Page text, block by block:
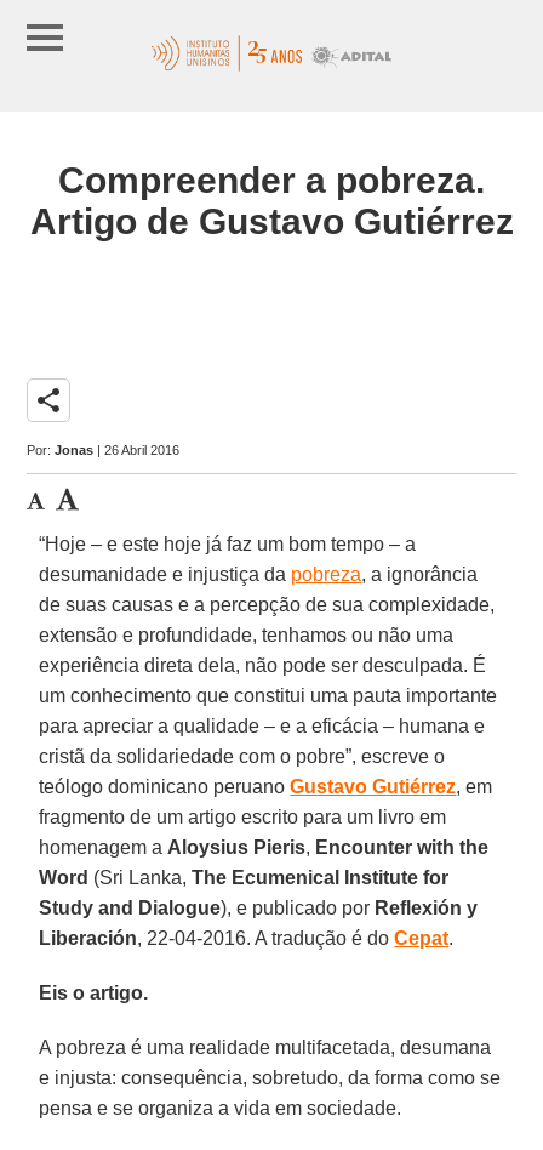
Compreender a pobreza.
Artigo de Gustavo Gutiérrez
share
Por:Jonas | 26 Abril 2016
“Hoje – e este hoje já faz um bom tempo – a
desumanidade e injustiça da pobreza, a ignorância
de suas causas e a percepção de sua complexidade,
extensão e profundidade, tenhamos ou não uma
experiência direta dela, não pode ser desculpada. É
um conhecimento que constitui uma pauta importante
para apreciar a qualidade – e a eficácia – humana e
cristã da solidariedade com o pobre”, escreve o
teólogo dominicano peruanoGustavo Gutiérrez, em
fragmento de um artigo escrito para um livro em
homenagem a Aloysius Pieris, Encounter with the
Word (Sri Lanka,The Ecumenical Institute for
Study and Dialogue), e publicado por Reflexión y
Liberación, 22-04-2016. A tradução é doCepat.
Eis o artigo.
A pobreza é uma realidade multifacetada, desumana
e injusta: consequência, sobretudo, da forma como se
pensa e se organiza a vida em sociedade.